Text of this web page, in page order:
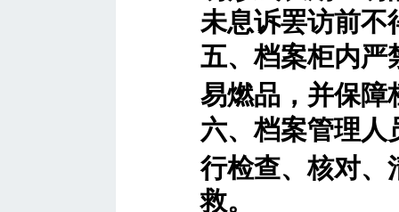
未息诉罢访前不
五、档案柜内严
易燃品，并保障
六、档案管理人
行检查、核对、
救。